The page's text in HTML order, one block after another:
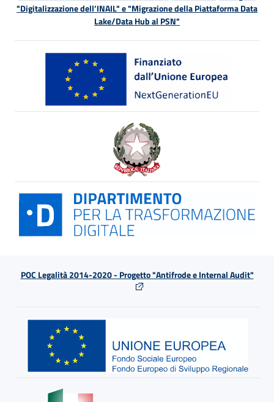
"Digitalizzazione dell’INAIL" e "Migrazione della Piattaforma Data
Lake/Data Hub al PSN"
POC Legalità 2014-2020 - Progetto "Antifrode e Internal Audit"